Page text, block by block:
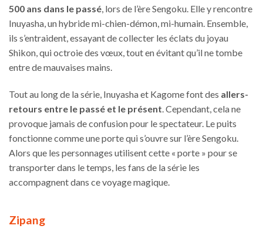
500 ans dans le passé, lors de l’ère Sengoku. Elle y rencontre
Inuyasha, un hybride mi-chien-démon, mi-humain. Ensemble,
ils s’entraident, essayant de collecter les éclats du joyau
Shikon, qui octroie des vœux, tout en évitant qu’il ne tombe
entre de mauvaises mains.
Tout au long de la série, Inuyasha et Kagome font des allers-
retours entre le passé et le présent. Cependant, cela ne
provoque jamais de confusion pour le spectateur. Le puits
fonctionne comme une porte qui s’ouvre sur l’ère Sengoku.
Alors que les personnages utilisent cette « porte » pour se
transporter dans le temps, les fans de la série les
accompagnent dans ce voyage magique.
Zipang